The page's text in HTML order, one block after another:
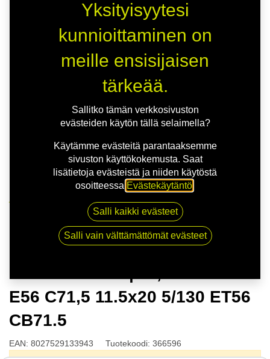
OZ HYPER GT | 11,5X20 5-130 E56 C71,5 11.5x20
5/130 ET56 CB71.5
E56 C71,5 11.5x20 5/130 ET56
CB71.5
EAN: 8027529133943 Tuotekoodi: 366596
Yksityisyytesi
kunnioittaminen on
meille ensisijaisen
tärkeää.
Sallitko tämän verkkosivuston
evästeiden käytön tällä selaimella?
Käytämme evästeitä parantaaksemme
sivuston käyttökokemusta. Saat
lisätietoja evästeistä ja niiden käytöstä
osoitteessa Evästekäytäntö
Salli kaikki evästeet
Salli vain välttämättömät evästeet